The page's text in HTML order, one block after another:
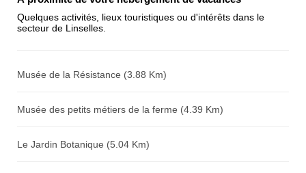
chiffres) :
Quelques activités, lieux touristiques ou d'intérêts dans le
secteur de Linselles.
Musée de la Résistance (3.88 Km)
Musée des petits métiers de la ferme (4.39 Km)
Le Jardin Botanique (5.04 Km)